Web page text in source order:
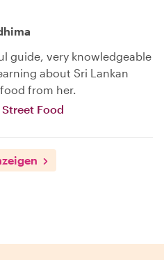
guide, very knowledgeable
about Sri Lankan
from her.
Food